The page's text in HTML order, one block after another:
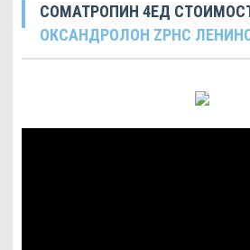
CОМАТРОПИН 4ЕД
ОКСАНДРОЛОН ZPHC